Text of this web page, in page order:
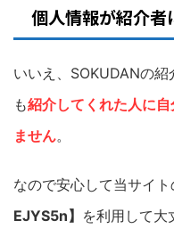
個人情報が紹介者
いいえ、SOKUDANの
も紹介してくれた人に
ません。
なので安心して当サイ
EJYS5n】 を利用して大